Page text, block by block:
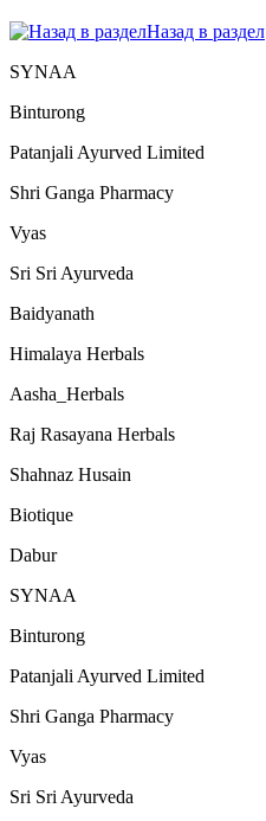
Назад в раздел
SYNAA
Binturong
Patanjali Ayurved Limited
Shri Ganga Pharmacy
Vyas
Sri Sri Ayurveda
Baidyanath
Himalaya Herbals
Aasha_Herbals
Raj Rasayana Herbals
Shahnaz Husain
Biotique
Dabur
SYNAA
Binturong
Patanjali Ayurved Limited
Shri Ganga Pharmacy
Vyas
Sri Sri Ayurveda